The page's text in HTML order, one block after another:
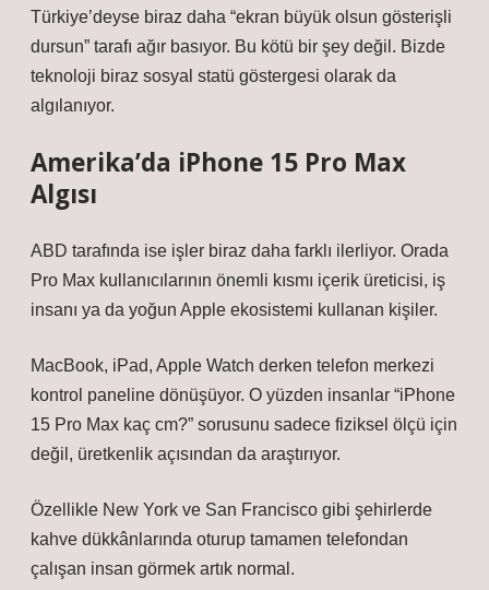
Türkiye’deyse biraz daha “ekran büyük olsun gösterişli
dursun” tarafı ağır basıyor. Bu kötü bir şey değil. Bizde
teknoloji biraz sosyal statü göstergesi olarak da
algılanıyor.
Amerika’da iPhone 15 Pro Max
Algısı
ABD tarafında ise işler biraz daha farklı ilerliyor. Orada
Pro Max kullanıcılarının önemli kısmı içerik üreticisi, iş
insanı ya da yoğun Apple ekosistemi kullanan kişiler.
MacBook, iPad, Apple Watch derken telefon merkezi
kontrol paneline dönüşüyor. O yüzden insanlar “iPhone
15 Pro Max kaç cm?” sorusunu sadece fiziksel ölçü için
değil, üretkenlik açısından da araştırıyor.
Özellikle New York ve San Francisco gibi şehirlerde
kahve dükkânlarında oturup tamamen telefondan
çalışan insan görmek artık normal.